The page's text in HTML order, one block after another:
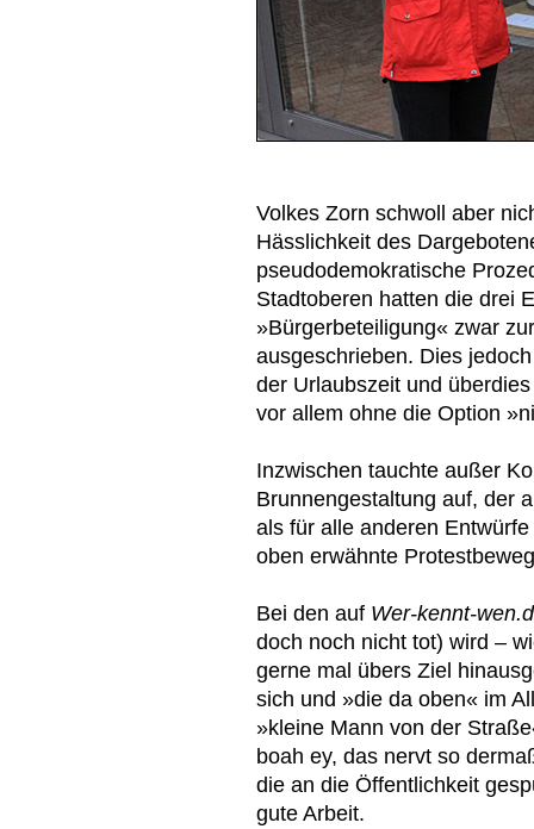
Volkes Zorn schwoll aber
Hässlichkeit des
pseudodemokratische
Stadtoberen hatten die drei
»Bürgerbeteiligung« zwar
ausgeschrieben. Dies
der Urlaubszeit und
vor allem ohne die Option
Inzwischen tauchte außer
Brunnengestaltung auf, der
als für alle anderen
oben erwähnte
Bei den auf Wer-kennt-
doch noch nicht tot) wird –
gerne mal übers Ziel
sich und »die da oben« im
»kleine Mann von der
boah ey, das nervt so
die an die Öffentlichkeit
gute Arbeit.